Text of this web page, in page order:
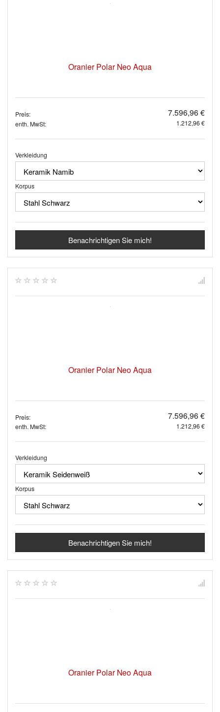
Oranier Polar Neo Aqua
Preis: 7.596,96 €
enth. MwSt: 1.212,96 €
Verkleidung
Korpus
Benachrichtigen Sie mich!
Oranier Polar Neo Aqua
Preis: 7.596,96 €
enth. MwSt: 1.212,96 €
Verkleidung
Korpus
Benachrichtigen Sie mich!
Oranier Polar Neo Aqua